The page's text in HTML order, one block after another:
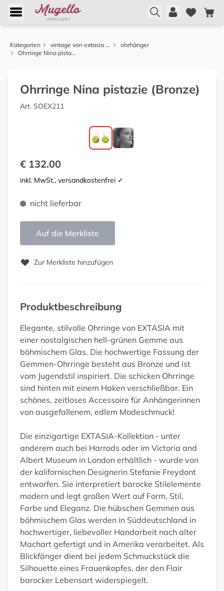
Kategorien vintage von extasia und alcozer
ohrhänger
Ohrringe Nina pistazie (Bronze)
Ohrringe Nina pistazie (Bronze)
Art. SOEX211
€ 132.00
inkl. MwSt., versandkostenfrei ✓
nicht lieferbar
Auf die Merkliste
Zur Merkliste hinzufügen
Produktbeschreibung
Elegante, stilvolle Ohrringe von EXTASIA mit
einer nostalgischen hell-grünen Gemme aus
böhmischem Glas. Die hochwertige Fassung der
Gemmen-Ohrringe besteht aus Bronze und ist
vom Jugendstil inspiriert. Die schicken Ohrringe
sind hinten mit einem Haken verschließbar. Ein
schönes, zeitloses Accessoire für Anhängerinnen
von ausgefallenem, edlem Modeschmuck!
Die einzigartige EXTASIA-Kollektion - unter
anderem auch bei Harrods oder im Victoria and
Albert Museum in London erhältlich - wurde von
der kalifornischen Designerin Stefanie Freydont
entworfen. Sie interpretiert barocke Stilelemente
modern und legt großen Wert auf Form, Stil,
Farbe und Eleganz. Die hübschen Gemmen aus
böhmischem Glas werden in Süddeutschland in
hochwertiger, liebevoller Handarbeit nach alter
Machart gefertigt und in Amerika verarbeitet. Als
Blickfänger dient bei jedem Schmuckstück die
Silhouette eines Frauenkopfes, der den Flair
barocker Lebensart widerspiegelt.